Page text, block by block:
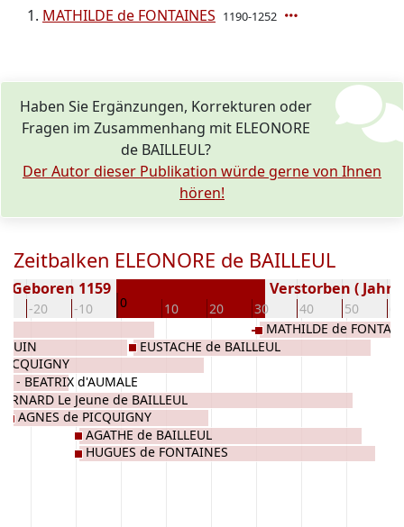
MATHILDE de FONTAINES 1190-1252
Haben Sie Ergänzungen, Korrekturen oder
Fragen im Zusammenhang mit ELEONORE
de BAILLEUL?
Der Autor dieser Publikation würde gerne von Ihnen
hören!
Zeitbalken ELEONORE de BAILLEUL
-20 -10 0 10 20 30 40 50
Geboren 1159 Verstorben ( Jahr)
- BEATRIX d'AUMALE
Le Jeune de BAILLEUL
AGNES de PICQUIGNY
AGATHE de BAILLEUL
HUGUES de FONTAINES
EUSTACHE de BAILLEUL
MATHILDE de